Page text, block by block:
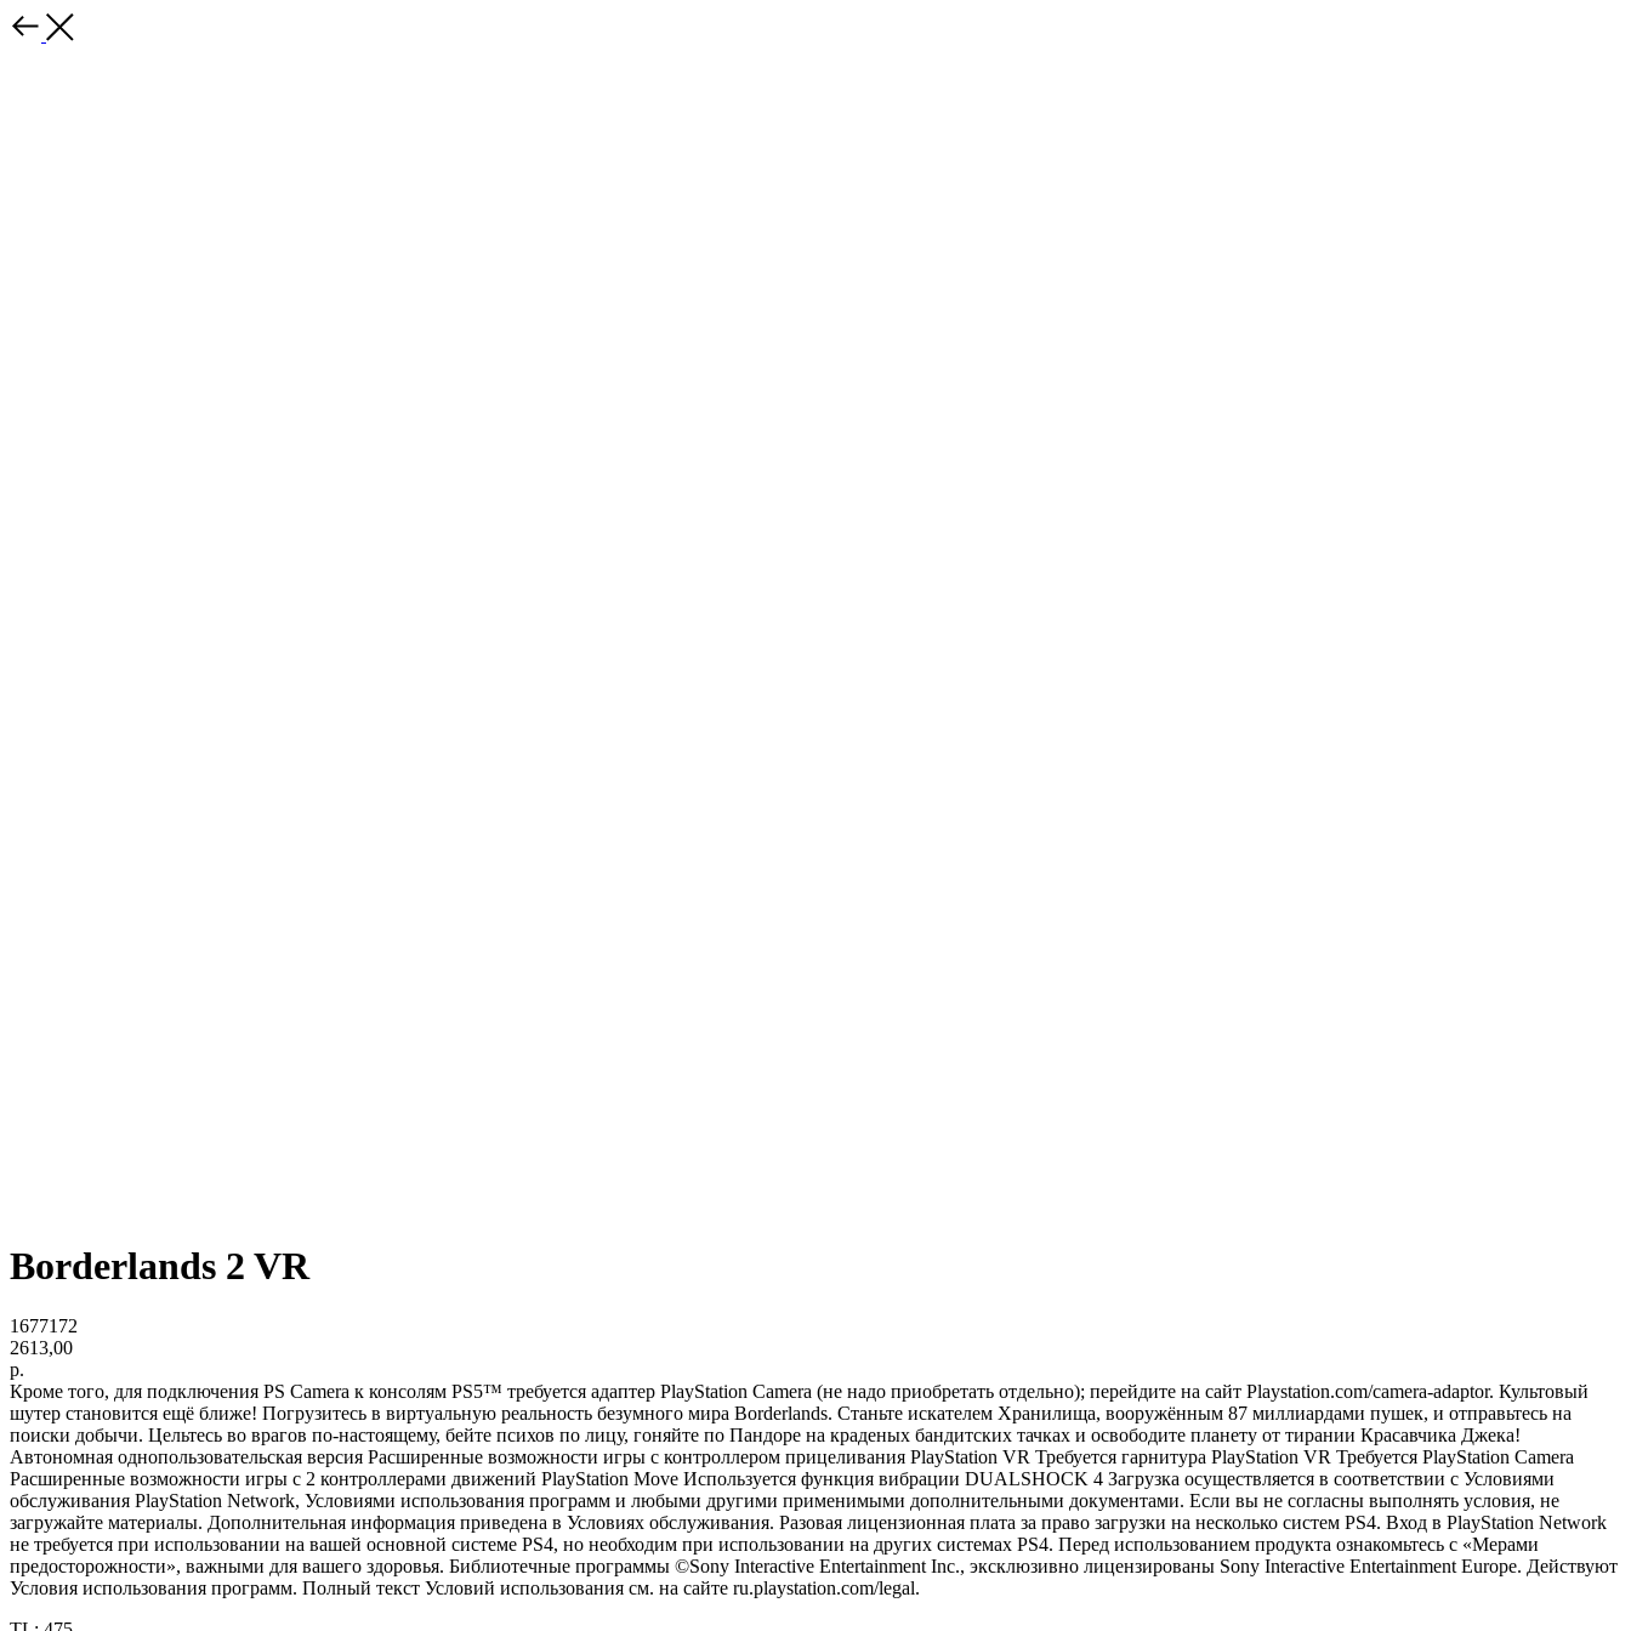
Borderlands 2 VR
1677172
2613,00
р.
Кроме того, для подключения PS Camera к консолям PS5™ требуется адаптер PlayStation Camera (не надо приобретать отдельно); перейдите на сайт Playstation.com/camera-adaptor. Культовый
шутер становится ещё ближе! Погрузитесь в виртуальную реальность безумного мира Borderlands. Станьте искателем Хранилища, вооружённым 87 миллиардами пушек, и отправьтесь на
поиски добычи. Цельтесь во врагов по-настоящему, бейте психов по лицу, гоняйте по Пандоре на краденых бандитских тачках и освободите планету от тирании Красавчика Джека!
Автономная однопользовательская версия Расширенные возможности игры с контроллером прицеливания PlayStation VR Требуется гарнитура PlayStation VR Требуется PlayStation Camera
Расширенные возможности игры с 2 контроллерами движений PlayStation Move Используется функция вибрации DUALSHOCK 4 Загрузка осуществляется в соответствии с Условиями
обслуживания PlayStation Network, Условиями использования программ и любыми другими применимыми дополнительными документами. Если вы не согласны выполнять условия, не
загружайте материалы. Дополнительная информация приведена в Условиях обслуживания. Разовая лицензионная плата за право загрузки на несколько систем PS4. Вход в PlayStation Network
не требуется при использовании на вашей основной системе PS4, но необходим при использовании на других системах PS4. Перед использованием продукта ознакомьтесь с «Мерами
предосторожности», важными для вашего здоровья. Библиотечные программы ©Sony Interactive Entertainment Inc., эксклюзивно лицензированы Sony Interactive Entertainment Europe. Действуют
Условия использования программ. Полный текст Условий использования см. на сайте ru.playstation.com/legal.